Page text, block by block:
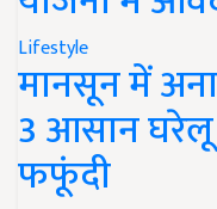
Lifestyle
मानसून में
3 आसान घरेलू
फफूंदी